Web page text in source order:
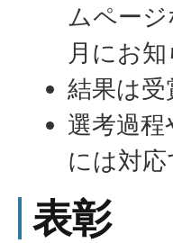
ムペー
月にお知
結果は
選考過
には対
表彰